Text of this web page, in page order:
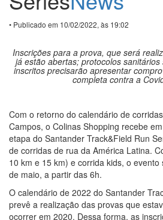
• Publicado em 10/02/2022, às 19:02
Inscrições para a prova, que será
já estão abertas; protocolos
inscritos precisarão apresentar
completa contra a
Com o retorno do calendário de
Campos, o Colinas Shopping recebe
etapa do Santander Track&Field Run
de corridas de rua da América Latina.
10 km e 15 km) e corrida kids, o evento
de maio, a partir das 6h.
O calendário de 2022 do Santander
prevê a realização das provas que
ocorrer em 2020. Dessa forma, as